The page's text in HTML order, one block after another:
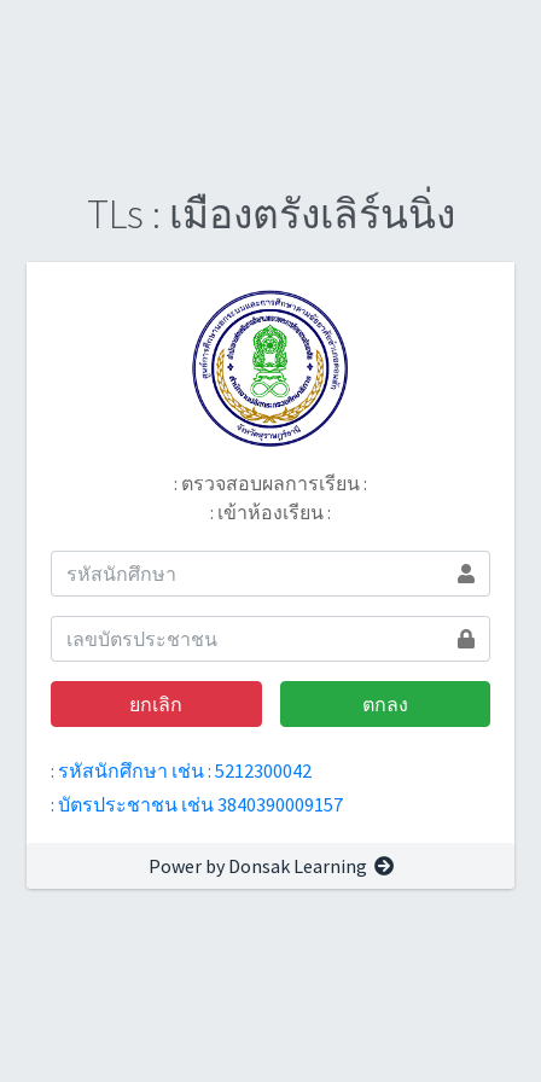
TLs : เมืองตรังเลิร์นนิ่ง
: ตรวจสอบผลการเรียน :
: เข้าห้องเรียน :
ยกเลิก ตกลง
: รหัสนักศึกษา เช่น : 5212300042
: บัตรประชาชน เช่น 3840390009157
Power by Donsak Learning